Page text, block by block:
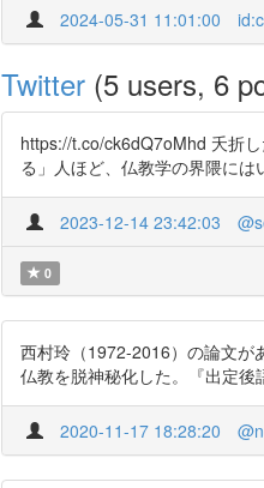
2024-05-31 11:01:00
Twitter (5 users, 6
https://t.co/ck6dQ7oMhd 夭折
る」人ほど、仏教学の界隈には
2023-12-14 23:42:03
0
西村玲（1972-2016）の論文が
仏教を脱神秘化した。『出定
2020-11-17 18:28:20